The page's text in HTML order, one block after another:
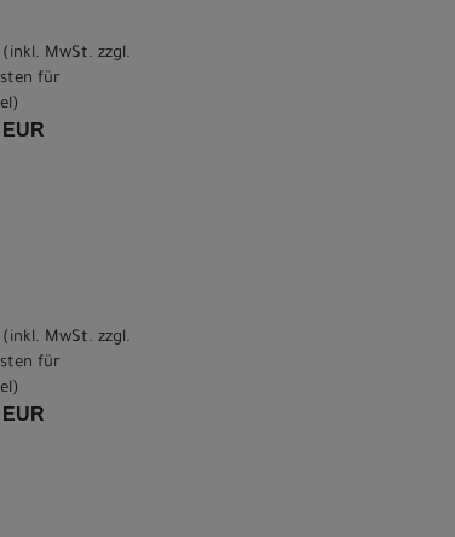
(inkl. MwSt. zzgl.
für
)
EUR
MwSt. zzgl.
für
)
EUR